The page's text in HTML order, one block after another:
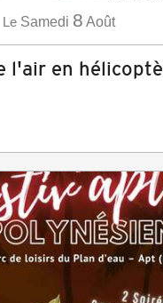
Le Samedi 8 Août
l'air en